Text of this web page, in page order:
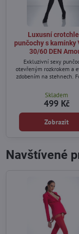
Luxusní
punčochy s kamínky
30/60 DEN
Exkluzivní sexy
otevřeným rozkrokem a
zdobením na stehnech.
Skladem
499 Kč
Zobrazit
Navštívené